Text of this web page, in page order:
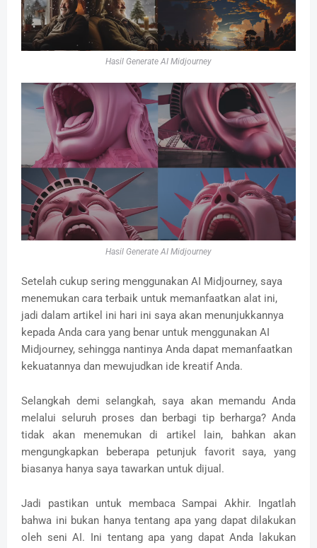
Hasil Generate AI Midjourney
Hasil Generate AI Midjourney
Setelah cukup sering menggunakan AI Midjourney, saya
menemukan cara terbaik untuk memanfaatkan alat ini,
jadi dalam artikel ini hari ini saya akan menunjukkannya
kepada Anda cara yang benar untuk menggunakan AI
Midjourney, sehingga nantinya Anda dapat memanfaatkan
kekuatannya dan mewujudkan ide kreatif Anda.
Selangkah demi selangkah, saya akan memandu Anda
melalui seluruh proses dan berbagi tip berharga? Anda
tidak akan menemukan di artikel lain, bahkan akan
mengungkapkan beberapa petunjuk favorit saya, yang
biasanya hanya saya tawarkan untuk dijual.
Jadi pastikan untuk membaca Sampai Akhir. Ingatlah
bahwa ini bukan hanya tentang apa yang dapat dilakukan
oleh seni AI. Ini tentang apa yang dapat Anda lakukan